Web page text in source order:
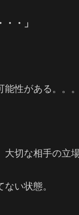
・」
性がある。。。
切な相手の立
い状態。